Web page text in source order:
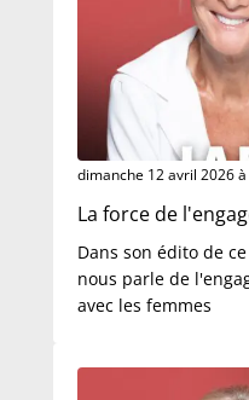
dimanche 12 avril 2026
La force de
Dans son édito de
nous parle de
avec les femmes